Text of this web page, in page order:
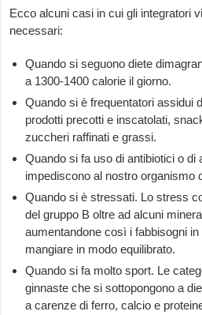
Ecco alcuni casi in cui gli integratori
necessari:
Quando si seguono diete
a 1300-1400 calorie il giorno.
Quando si è frequentatori assidui
prodotti precotti e inscatolati,
zuccheri raffinati e grassi.
Quando si fa uso di antibiotici o di
impediscono al nostro organismo
Quando si è stressati. Lo stress
del gruppo B oltre ad alcuni
aumentandone così i fabbisogni
mangiare in modo equilibrato.
Quando si fa molto sport. Le
ginnaste che si sottopongono a
a carenze di ferro, calcio e